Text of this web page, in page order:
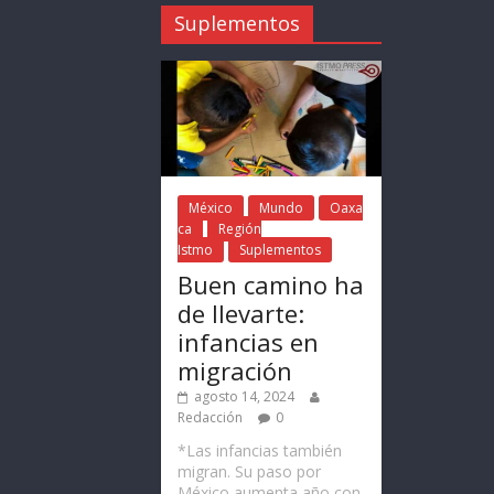
Suplementos
México Mundo
Oaxa
ca
Región
Istmo
Suplementos
Buen camino ha
de llevarte:
infancias en
migración
agosto 14, 2024
Redacción
0
*Las infancias también
migran. Su paso por